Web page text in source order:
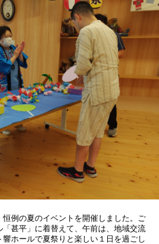
例の夏のイベントを開催しました。ご
甚平」に着替えて、午前は、地域交流
ホールで夏祭りと楽しい１日を過ごし